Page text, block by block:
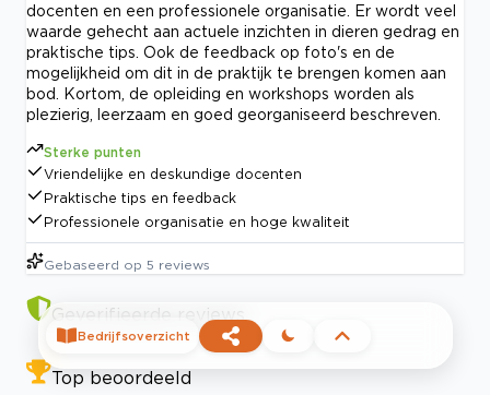
docenten en een professionele organisatie. Er wordt veel
waarde gehecht aan actuele inzichten in dieren gedrag en
praktische tips. Ook de feedback op foto's en de
mogelijkheid om dit in de praktijk te brengen komen aan
bod. Kortom, de opleiding en workshops worden als
plezierig, leerzaam en goed georganiseerd beschreven.
Sterke punten
Vriendelijke en deskundige docenten
Praktische tips en feedback
Professionele organisatie en hoge kwaliteit
Gebaseerd op 5 reviews
Geverifieerde reviews
Top beoordeeld
Bedrijfsoverzicht